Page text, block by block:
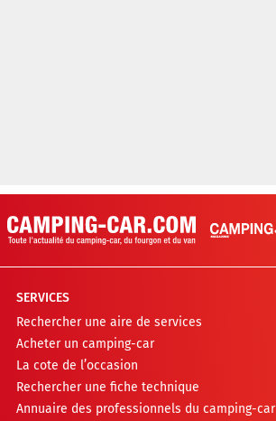
SERVICES
Rechercher une aire de services
Acheter un camping-car
La cote de l’occasion
Rechercher une fiche technique
Annuaire des professionnels du camping-car